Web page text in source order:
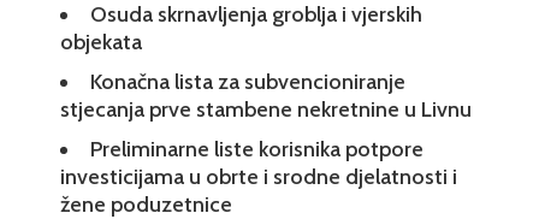
Osuda skrnavljenja groblja i vjerskih
objekata
Konačna lista za subvencioniranje
stjecanja prve stambene nekretnine u Livnu
Preliminarne liste korisnika potpore
investicijama u obrte i srodne djelatnosti i
žene poduzetnice